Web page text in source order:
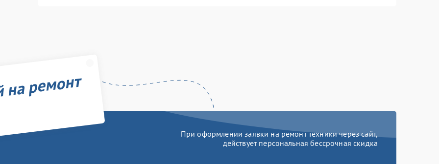
ремонт
При оформлении заявки на ремонт техники через сайт,
действует персональная бессрочная скидка